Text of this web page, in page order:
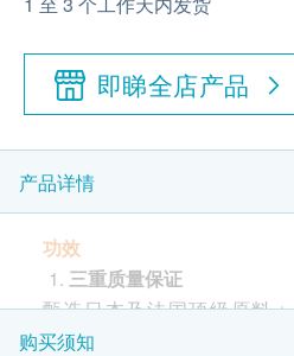
即睇全店产品
产品详情
功效
三重质量保证
甄选日本及法国顶级原料
NMN
购买须知